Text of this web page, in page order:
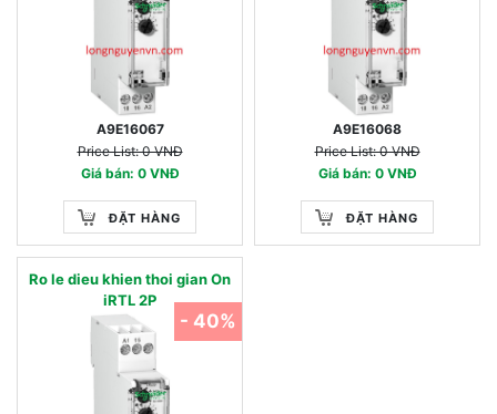
A9E16067
Price List: 0 VNĐ
Giá bán: 0 VNĐ
ĐẶT HÀNG
A9E16068
Price List: 0 VNĐ
Giá bán: 0 VNĐ
ĐẶT HÀNG
Ro le dieu khien thoi gian On
iRTL 2P
- 40%